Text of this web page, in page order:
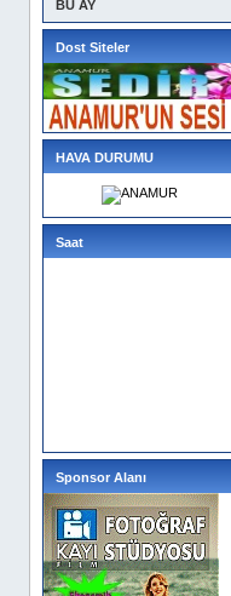
BU AY
Dost Siteler
HAVA DURUMU
Saat
Sponsor Alanı